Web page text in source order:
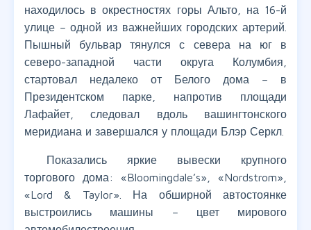
находилось в окрестностях горы Альто, на 16-й
улице – одной из важнейших городских артерий.
Пышный бульвар тянулся с севера на юг в
северо-западной части округа Колумбия,
стартовал недалеко от Белого дома – в
Президентском парке, напротив площади
Лафайет, следовал вдоль вашингтонского
меридиана и завершался у площади Блэр Серкл.
Показались яркие вывески крупного
торгового дома: «Bloomingdale’s», «Nordstrom»,
«Lord & Taylor». На обширной автостоянке
выстроились машины – цвет мирового